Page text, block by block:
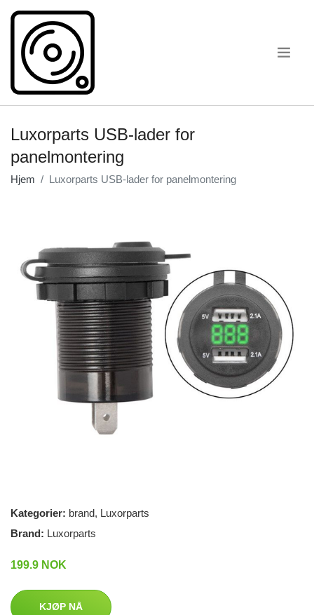
Luxorparts USB-lader for
panelmontering
Hjem Luxorparts USB-lader for panelmontering
Kategorier: brand, Luxorparts
Brand: Luxorparts
199.9 NOK
KJØP NÅ